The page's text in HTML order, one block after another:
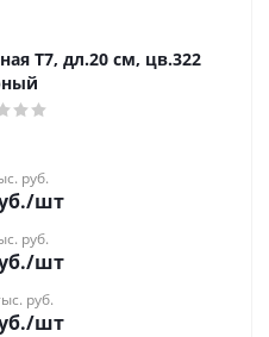
Т7, дл.20 см, цв.322
руб.
/шт
руб.
/шт
руб.
/шт